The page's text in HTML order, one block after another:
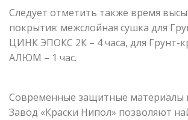
Следует отметить также время
покрытия: межслойная сушка для
ЦИНК ЭПОКС 2К – 4 часа, для Грунт-
АЛЮМ – 1 час.
Современные защитные материалы
Завод «Краски Нипол» позволяют